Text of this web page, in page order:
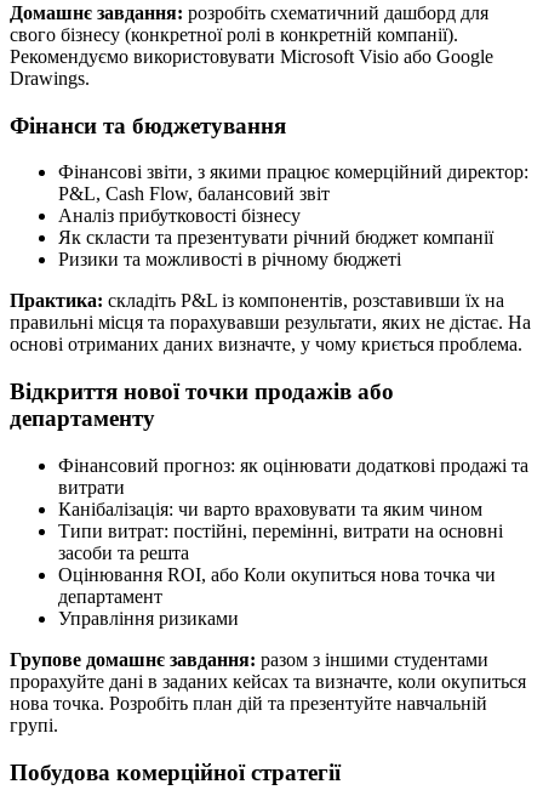
Домашнє завдання: розробіть схематичний дашборд для
свого бізнесу (конкретної ролі в конкретній компанії).
Рекомендуємо використовувати Microsoft Visio або Google
Drawings.
Фінанси та бюджетування
Фінансові звіти, з якими працює комерційний директор:
P&L, Cash Flow, балансовий звіт
Аналіз прибутковості бізнесу
Як скласти та презентувати річний бюджет компанії
Ризики та можливості в річному бюджеті
Практика: складіть P&L із компонентів, розставивши їх на
правильні місця та порахувавши результати, яких не дістає. На
основі отриманих даних визначте, у чому криється проблема.
Відкриття нової точки продажів або
департаменту
Фінансовий прогноз: як оцінювати додаткові продажі та
витрати
Канібалізація: чи варто враховувати та яким чином
Типи витрат: постійні, перемінні, витрати на основні
засоби та решта
Оцінювання ROI, або Коли окупиться нова точка чи
департамент
Управління ризиками
Групове домашнє завдання: разом з іншими студентами
прорахуйте дані в заданих кейсах та визначте, коли окупиться
нова точка. Розробіть план дій та презентуйте навчальній
групі.
Побудова комерційної стратегії